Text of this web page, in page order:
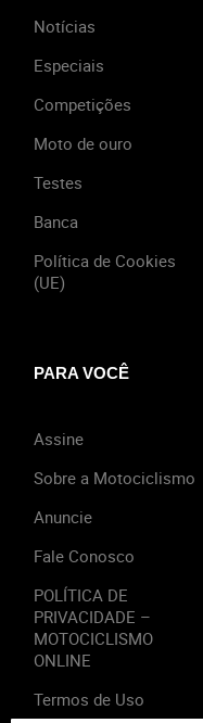
Notícias
Especiais
Competições
Moto de ouro
Testes
Banca
Política de Cookies
(UE)
PARA VOCÊ
Assine
Sobre a Motociclismo
Anuncie
Fale Conosco
POLÍTICA DE
PRIVACIDADE –
MOTOCICLISMO
ONLINE
Termos de Uso